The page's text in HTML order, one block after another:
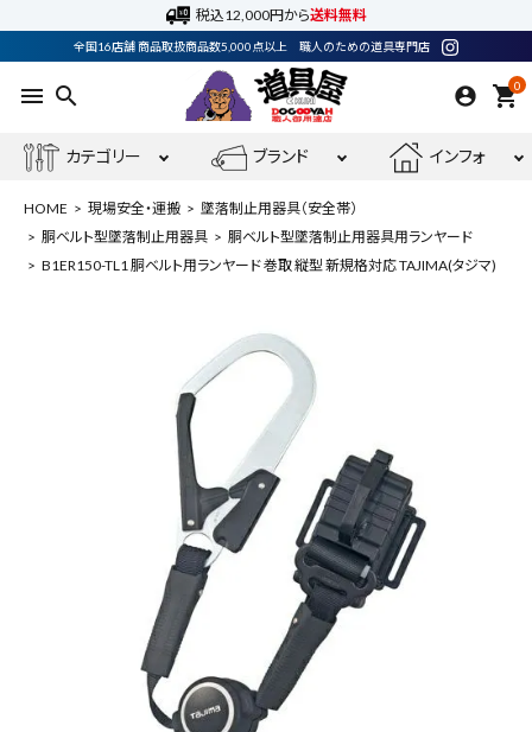
税込12,000円から送料無料
全国16店舗 商品取扱商品数5,000点以上 職人のための道具専門店
menu search 0
shopping_cart
カテゴリー ブランド インフォ
person 会員登録
最近閲覧した商品
B1ER150-TL1 胴ベ
ルト用ランヤード 巻
HOME 現場安全・運搬
墜落制止用器具（安全帯）
胴ベルト型墜落制止用器具
胴ベルト型墜落制止用器具用ランヤード
B1ER150-TL1 胴ベルト用ランヤード 巻取 縦型 新規格対応 TAJIMA(タジマ)